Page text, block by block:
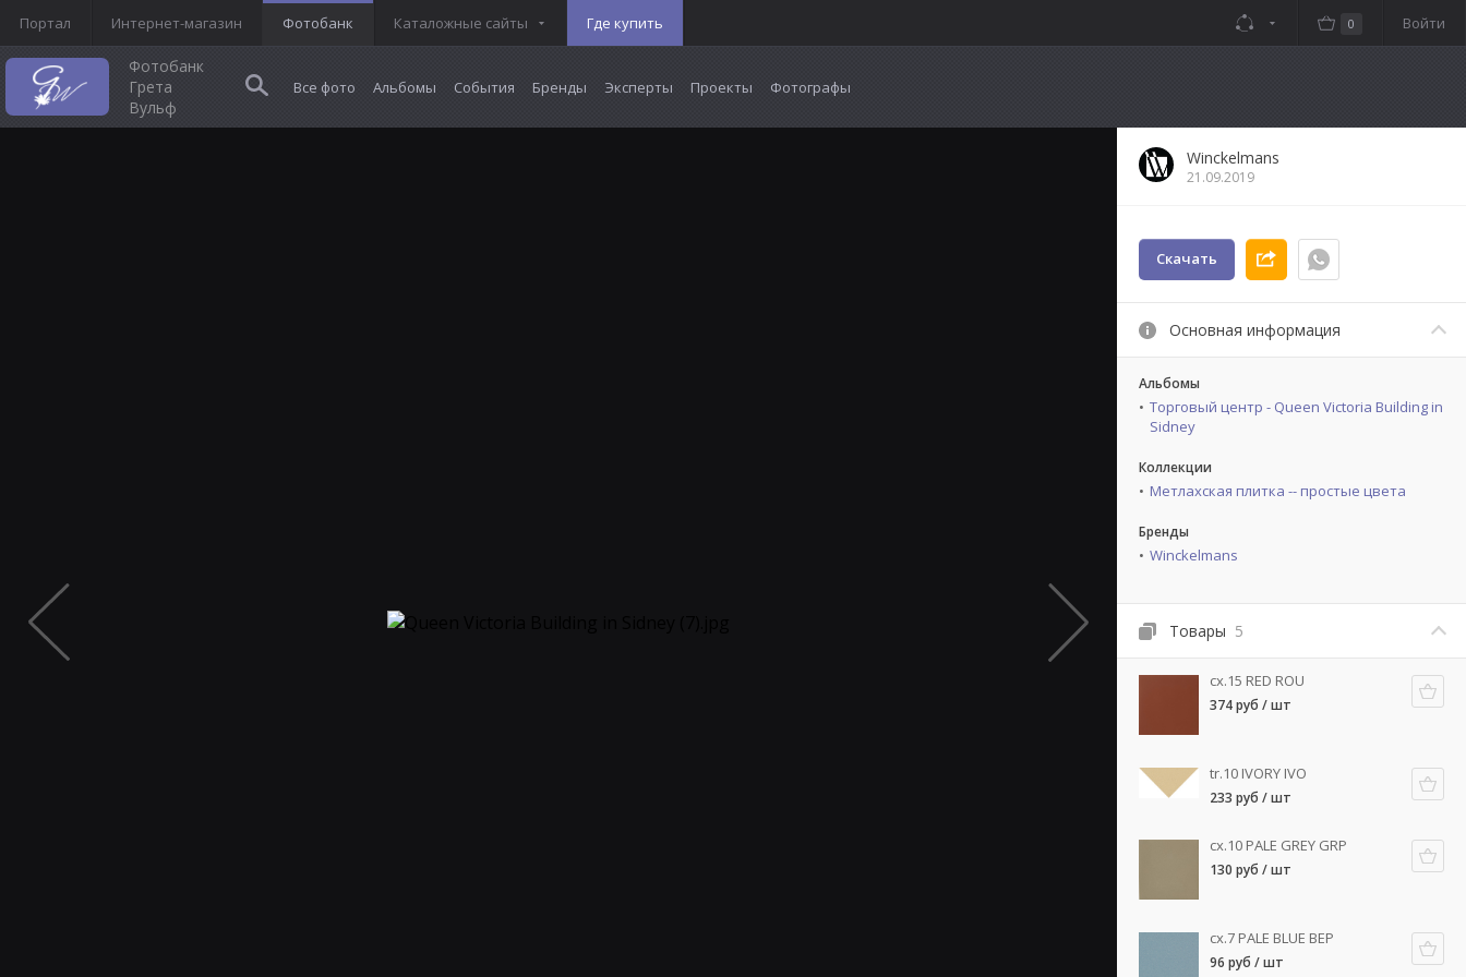
Портал Интернет-магазин Фотобанк Каталожные сайты Где купить Войти
0
Фотобанк
Грета
Вульф
Все фото Альбомы События Бренды Эксперты Проекты Фотографы
Winckelmans
21.09.2019
Скачать
Основная информация
Альбомы
Торговый центр - Queen Victoria Building in
Sidney
Коллекции
Метлахская плитка -- простые цвета
Бренды
Winckelmans
Товары 5
cx.15 RED ROU
374 руб / шт
tr.10 IVORY IVO
233 руб / шт
cx.10 PALE GREY GRP
130 руб / шт
cx.7 PALE BLUE BEP
96 руб / шт